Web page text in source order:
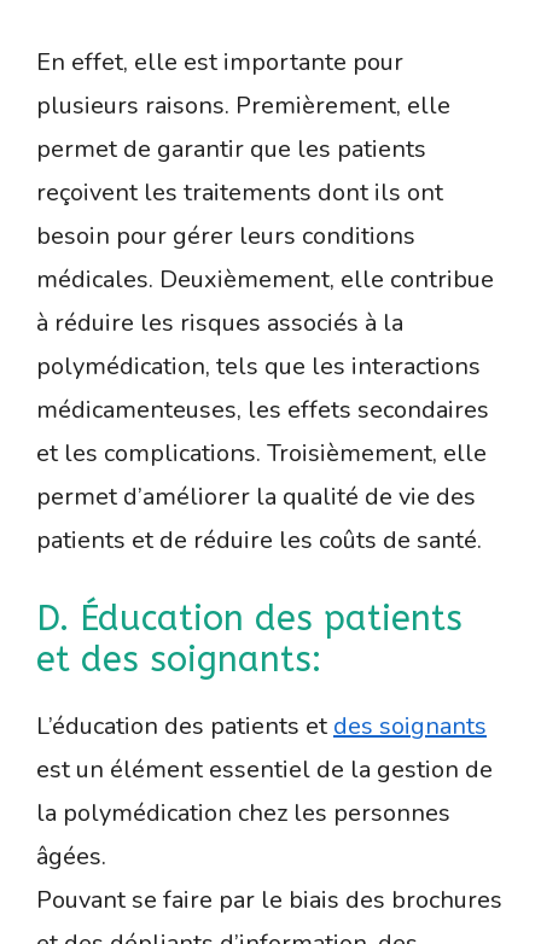
En effet, elle est importante pour
plusieurs raisons. Premièrement, elle
permet de garantir que les patients
reçoivent les traitements dont ils ont
besoin pour gérer leurs conditions
médicales. Deuxièmement, elle contribue
à réduire les risques associés à la
polymédication, tels que les interactions
médicamenteuses, les effets secondaires
et les complications. Troisièmement, elle
permet d’améliorer la qualité de vie des
patients et de réduire les coûts de santé.
D. Éducation des patients
et des soignants:
L’éducation des patients et des soignants
est un élément essentiel de la gestion de
la polymédication chez les personnes
âgées.
Pouvant se faire par le biais des brochures